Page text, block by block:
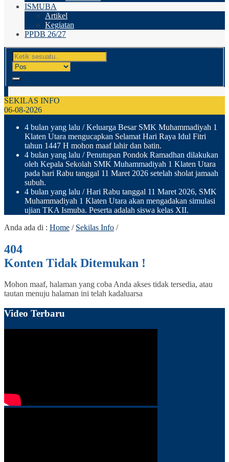
ISMUBA
Artikel
Kegiatan
PPDB 26/27
SEKILAS INFO
06-08-2026
4 bulan yang lalu / Keluarga Besar SMK Muhammadiyah 1
Klaten Utara mengucapkan Selamat Hari Raya Idul Fitri
tahun 1447 H mohon maaf lahir dan batin.
4 bulan yang lalu / Penutupan Pondok Ramadhan dilakukan
oleh Kepala Sekolah SMK Muhammadiyah 1 Klaten Utara
pada hari Rabu tanggal 11 Maret 2026 setelah sholat jamaah
subuh.
4 bulan yang lalu / Hari Rabu tanggal 11 Maret 2026, SMK
Muhammadiyah 1 Klaten Utara akan mengadakan simulasi
ujian TKA Ismuba. Peserta adalah siswa kelas XII.
Anda ada di : Home / Sekilas Info /
404
Konten Tidak Ditemukan !
Mohon maaf, halaman yang coba Anda akses tidak tersedia, atau
tautan menuju halaman ini telah kadaluarsa
Video Terbaru